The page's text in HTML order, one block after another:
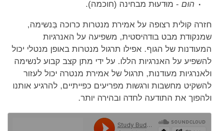
הוּם - מוּדעוּת מבחינה (חוכמה).
חזרה קולית רצופה על אמירת מנטרות כרוכה בַּנשימה,
שמנקודת מבט בודהיסטית, משפיעה על האנרגיות
המעודנות של הגוף. אפילו תרגול מנטרות באופן מנטלי יכול
להשפיע על האנרגיות הללו. על ידי מתן קצב קבוע לנשימה
ולאנרגיות מעודנות, תרגול של אמירת מנטרה יכול לעזור
להשקיט מחשבות ורגשות מפריעים כפייתיים, להרגיע אותנו
ולהפוך את התודעה לחדה ובהירה יותר.